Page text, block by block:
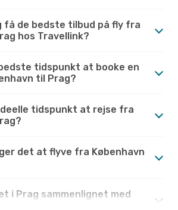
få de bedste tilbud på fly fra
hos Travellink?
tidspunkt at booke en
til Prag?
tidspunkt at rejse fra
det at flyve fra København
i Prag sammenlignet med